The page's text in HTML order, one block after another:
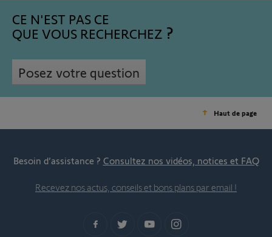
CE N'EST PAS CE
QUE VOUS RECHERCHEZ
Posez votre question
Haut de page
Besoin d’assistance ? Consultez nos vidéos, notices et FAQ
Recevez nos actus, conseils et bons plans par email !